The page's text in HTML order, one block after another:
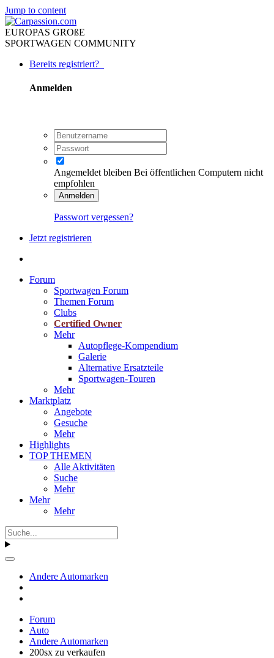
Jump to content
EUROPAS GROßE
SPORTWAGEN COMMUNITY
Bereits registriert?
Anmelden
Angemeldet bleiben Bei öffentlichen Computern nicht
empfohlen
Anmelden
Passwort vergessen?
Jetzt registrieren
Forum
Sportwagen Forum
Themen Forum
Clubs
Certified Owner
Mehr
Autopflege-Kompendium
Galerie
Alternative Ersatzteile
Sportwagen-Touren
Mehr
Marktplatz
Angebote
Gesuche
Mehr
Highlights
TOP THEMEN
Alle Aktivitäten
Suche
Mehr
Mehr
Mehr
Andere Automarken
Forum
Auto
Andere Automarken
200sx zu verkaufen